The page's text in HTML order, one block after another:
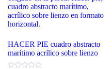
HACER PIE cuadro abstracto
marítimo acrílico sobre lienzo